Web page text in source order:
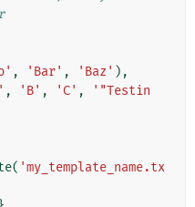
, 'Bar' , 'Baz' ),
, 'B' , 'C' ,
'"Testin
( 'my_template_name.tx